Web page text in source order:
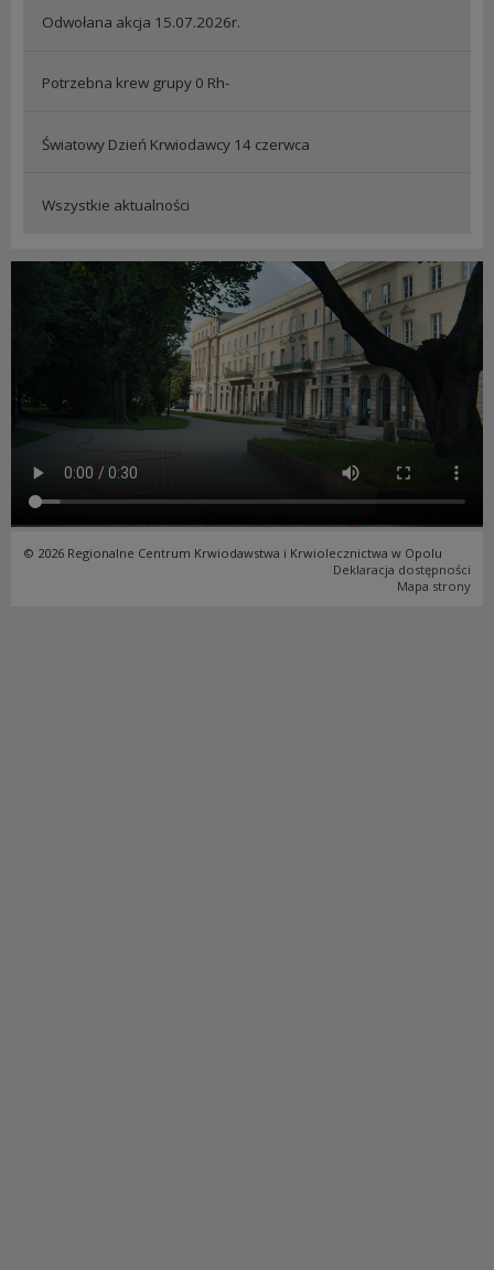
Odwołana akcja 15.07.2026r.
Potrzebna krew grupy 0 Rh-
Światowy Dzień Krwiodawcy 14 czerwca
Wszystkie aktualności
© 2026 Regionalne Centrum Krwiodawstwa i Krwiolecznictwa w Opolu
Deklaracja dostępności
Mapa strony